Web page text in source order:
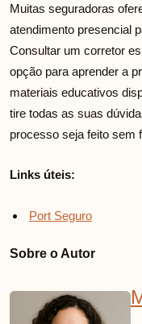
Muitas seguradoras
atendimento presencial
Consultar um corretor
opção para aprender a
materiais educativos
tire todas as suas
processo seja feito sem
Links úteis:
Port Seguro
Sobre o Autor